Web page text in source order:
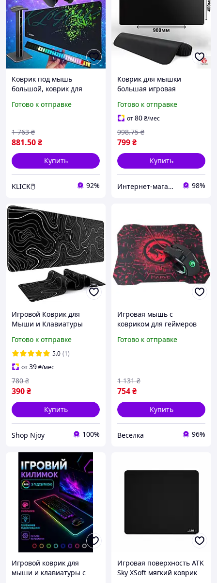
Коврик под мышь
большой, коврик для
клавиатуру и мышь,
мыши
Готово к отправке
881.50₴
1 763 ₴
Купить
KLICK🖱️ 92%
Коврик для мышки
большая игровая
900х400мм для мыши и
клавиатуры игровой
коврик игровой
Готово к отправке
от80₴/мес
799₴
998.75 ₴
Купить
Интернет-магазин "Crazy Panda" 98%
Игровой Коврик для
Мыши и Клавиатуры
Черный
Готово к отправке
5.0 (1)
от39₴/мес
390₴
780 ₴
Купить
Shop Njoy 100%
Игровая мышь с
ковриком для геймеров
с подсветкой 8 кнопок и
Готово к отправке
754₴
1 131 ₴
Купить
Веселка 96%
Игровой коврик для
мыши и клавиатуры с
Игровая поверхность ATK
Sky XSoft мягкий коврик